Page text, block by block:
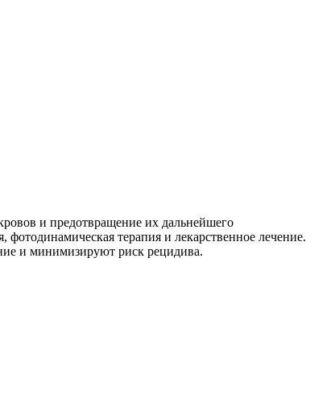
и предотвращение их дальнейшего
терапия и лекарственное лечение.
и минимизируют риск рецидива.